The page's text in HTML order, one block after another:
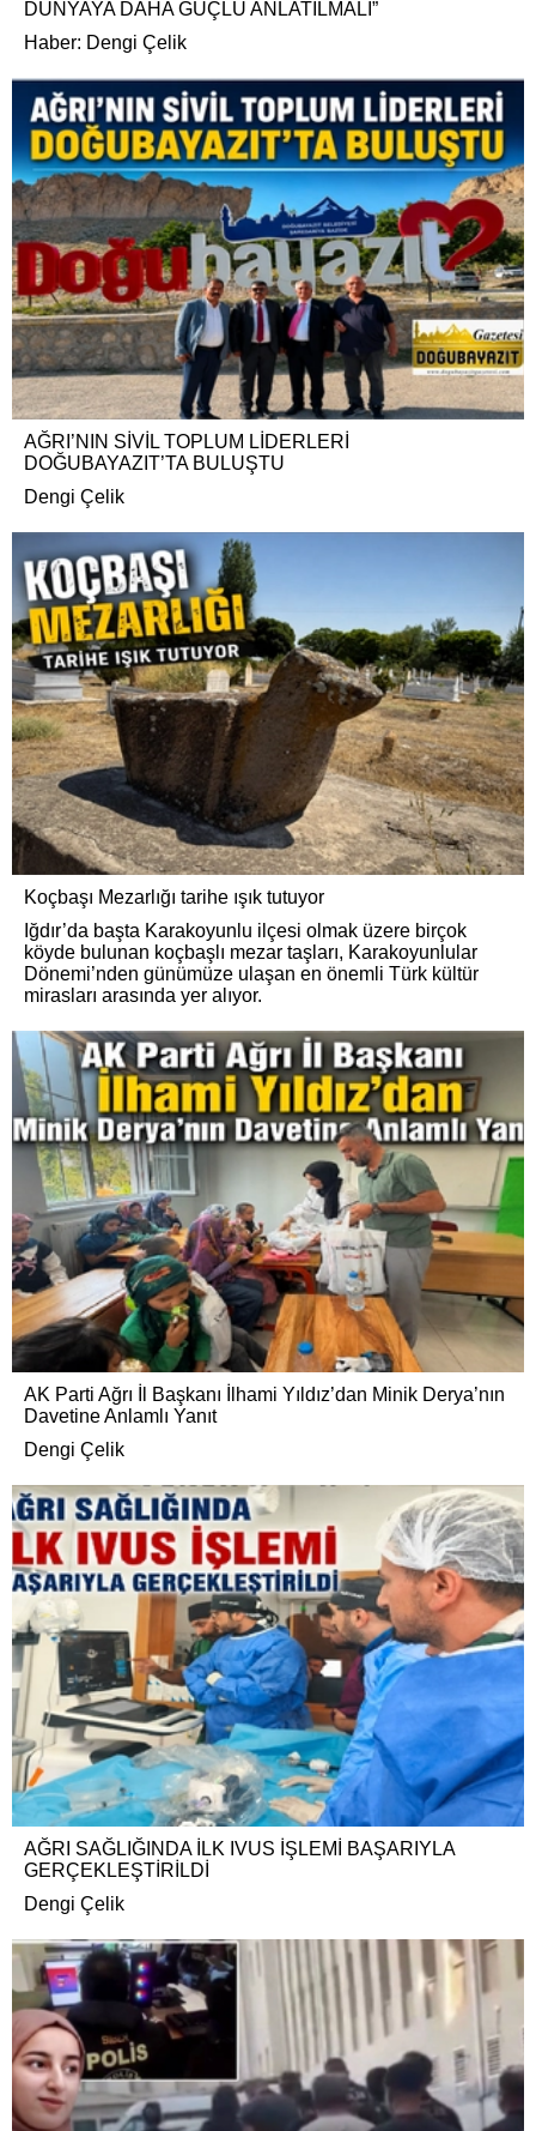
DÜNYAYA DAHA GÜÇLÜ ANLATILMALI”
Haber: Dengi Çelik
AĞRI’NIN SİVİL TOPLUM LİDERLERİ
DOĞUBAYAZIT’TA BULUŞTU
Dengi Çelik
Koçbaşı Mezarlığı tarihe ışık tutuyor
Iğdır’da başta Karakoyunlu ilçesi olmak üzere birçok
köyde bulunan koçbaşlı mezar taşları, Karakoyunlular
Dönemi’nden günümüze ulaşan en önemli Türk kültür
mirasları arasında yer alıyor.
AK Parti Ağrı İl Başkanı İlhami Yıldız’dan Minik Derya’nın
Davetine Anlamlı Yanıt
Dengi Çelik
AĞRI SAĞLIĞINDA İLK IVUS İŞLEMİ BAŞARIYLA
GERÇEKLEŞTİRİLDİ
Dengi Çelik